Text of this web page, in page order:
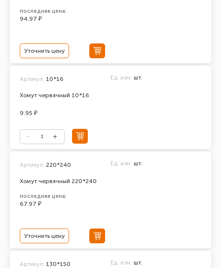
последняя цена:
94.97 ₽
Уточнить цену
Хомут червячный 10*16
Артикул: 10*16 Ед. изм. шт.
9.95 ₽
Хомут червячный 220*240
Артикул: 220*240 Ед. изм. шт.
последняя цена:
67.97 ₽
Уточнить цену
Артикул: 130*150 Ед. изм. шт.